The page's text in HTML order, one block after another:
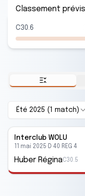
Classement
C30.6
Été 2025 ( match )
Interclub WOLU
11 mai 2025· D 40 REG 4
Huber RéginaC30.5